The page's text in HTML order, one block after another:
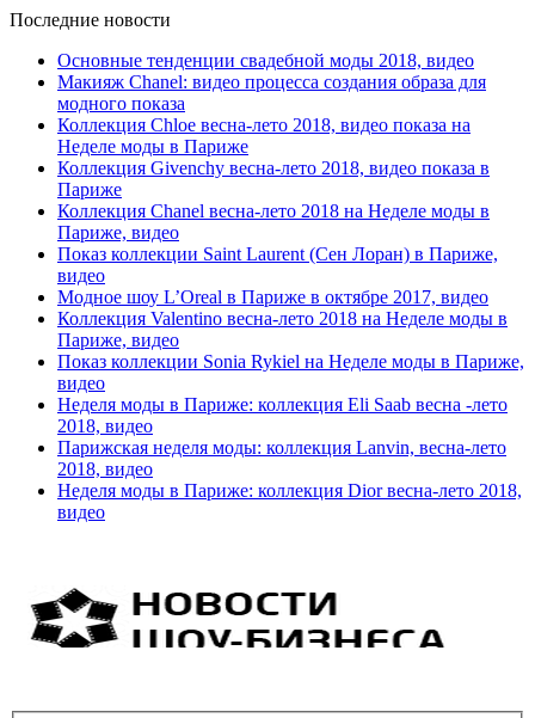
Последние новости
Основные тенденции свадебной моды 2018, видео
Макияж Chanel: видео процесса создания образа для
модного показа
Коллекция Chloe весна-лето 2018, видео показа на
Неделе моды в Париже
Коллекция Givenchy весна-лето 2018, видео показа в
Париже
Коллекция Chanel весна-лето 2018 на Неделе моды в
Париже, видео
Показ коллекции Saint Laurent (Сен Лоран) в Париже,
видео
Модное шоу L’Oreal в Париже в октябре 2017, видео
Коллекция Valentino весна-лето 2018 на Неделе моды в
Париже, видео
Показ коллекции Sonia Rykiel на Неделе моды в Париже,
видео
Неделя моды в Париже: коллекция Eli Saab весна -лето
2018, видео
Парижская неделя моды: коллекция Lanvin, весна-лето
2018, видео
Неделя моды в Париже: коллекция Dior весна-лето 2018,
видео